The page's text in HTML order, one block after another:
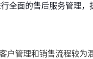
全面的售后服务管理，
户管理和销售流程较